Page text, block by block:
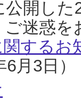
公開し
ご迷惑
するお
月3日）